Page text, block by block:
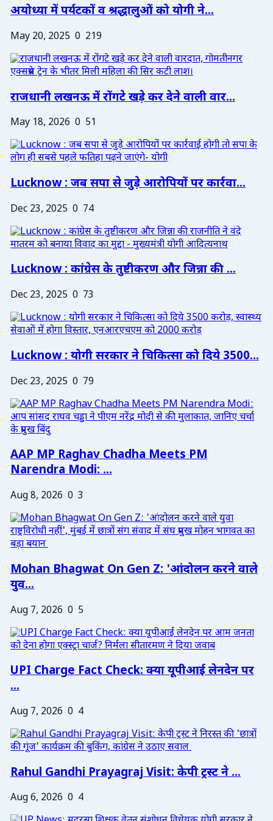
अयोध्या में पर्यटकों व श्रद्धालुओं को योगी ने...
May 20, 2025 0 219
राजधानी लखनऊ में रोंगटे खड़े कर देने वाली वार...
May 18, 2026 0 51
Lucknow : जब सपा से जुड़े आरोपियों पर कार्रवा...
Dec 23, 2025 0 74
Lucknow : कांग्रेस के तुष्टीकरण और जिन्ना की ...
Dec 23, 2025 0 73
Lucknow : योगी सरकार ने चिकित्सा को दिये 3500...
Dec 23, 2025 0 79
AAP MP Raghav Chadha Meets PM
Narendra Modi: ...
Aug 8, 2026 0 3
Mohan Bhagwat On Gen Z: 'आंदोलन करने वाले
युव...
Aug 7, 2026 0 5
UPI Charge Fact Check: क्या यूपीआई लेनदेन पर
...
Aug 7, 2026 0 4
Rahul Gandhi Prayagraj Visit: केपी ट्रस्ट ने ...
Aug 6, 2026 0 4